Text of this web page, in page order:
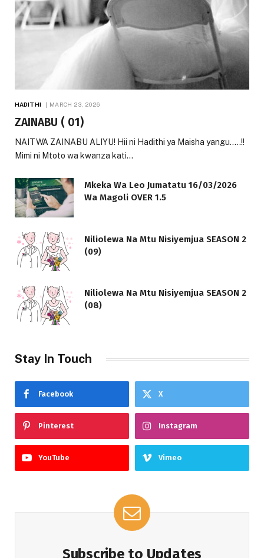
HADITHI MARCH 23, 2026
ZAINABU ( 01)
NAITWA ZAINABU ALIYU! Hii ni Hadithi ya Maisha yangu…..!!
Mimi ni Mtoto wa kwanza kati…
Mkeka Wa Leo Jumatatu 16/03/2026
Wa Magoli OVER 1.5
Niliolewa Na Mtu Nisiyemjua SEASON 2
(09)
Niliolewa Na Mtu Nisiyemjua SEASON 2
(08)
Stay In Touch
Facebook X
Pinterest Instagram
YouTube Vimeo
Subscribe to Updates